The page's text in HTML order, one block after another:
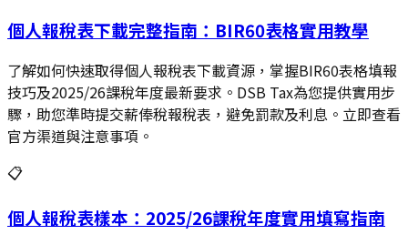
個人報稅表下載完整指南：BIR60表格實用教學
了解如何快速取得個人報稅表下載資源，掌握BIR60表格填報
技巧及2025/26課稅年度最新要求。DSB Tax為您提供實用步
驟，助您準時提交薪俸稅報稅表，避免罰款及利息。立即查看
官方渠道與注意事項。
📋
個人報稅表樣本：2025/26課稅年度實用填寫指南